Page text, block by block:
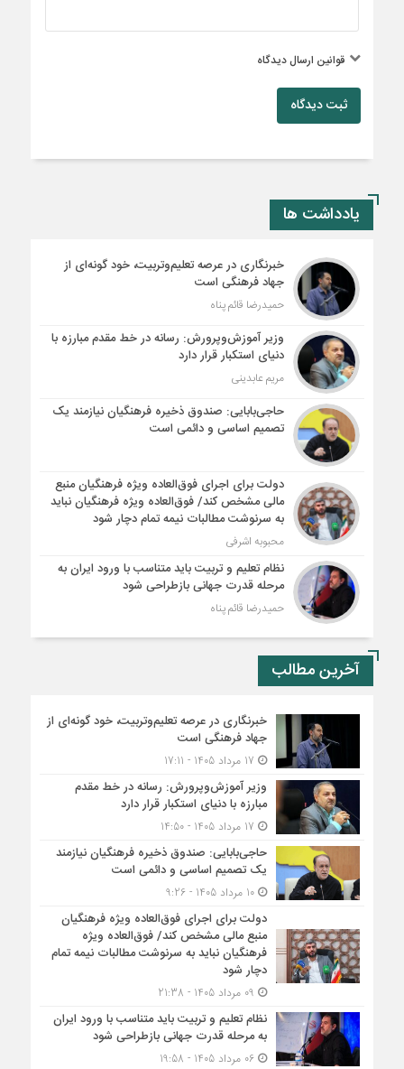
قوانین ارسال دیدگاه
ثبت دیدگاه
یادداشت ها
خبرنگاری در عرصه تعلیم‌وتربیت، خود گونه‌ای از
جهاد فرهنگی است
حمیدرضا قائم پناه
وزیر آموزش‌وپرورش: رسانه در خط مقدم مبارزه با
دنیای استکبار قرار دارد
مریم عابدینی
حاجی‌بابایی: صندوق ذخیره فرهنگیان نیازمند یک
تصمیم اساسی و دائمی است
دولت برای اجرای فوق‌العاده ویژه فرهنگیان منبع
مالی مشخص کند/ فوق‌العاده ویژه فرهنگیان نباید
به سرنوشت مطالبات نیمه‌ تمام دچار شود
محبوبه اشرفی
نظام تعلیم و تربیت باید متناسب با ورود ایران به
مرحله قدرت جهانی بازطراحی شود
حمیدرضا قائم پناه
آخرین مطالب
خبرنگاری در عرصه تعلیم‌وتربیت، خود گونه‌ای از
جهاد فرهنگی است
وزیر آموزش‌وپرورش: رسانه در خط مقدم
مبارزه با دنیای استکبار قرار دارد
حاجی‌بابایی: صندوق ذخیره فرهنگیان نیازمند
یک تصمیم اساسی و دائمی است
10 مرداد 1405 - 9:26
دولت برای اجرای فوق‌العاده ویژه فرهنگیان
منبع مالی مشخص کند/ فوق‌العاده ویژه
فرهنگیان نباید به سرنوشت مطالبات نیمه‌ تمام
دچار شود
نظام تعلیم و تربیت باید متناسب با ورود ایران
به مرحله قدرت جهانی بازطراحی شود
06 مرداد 1405 - 19:58